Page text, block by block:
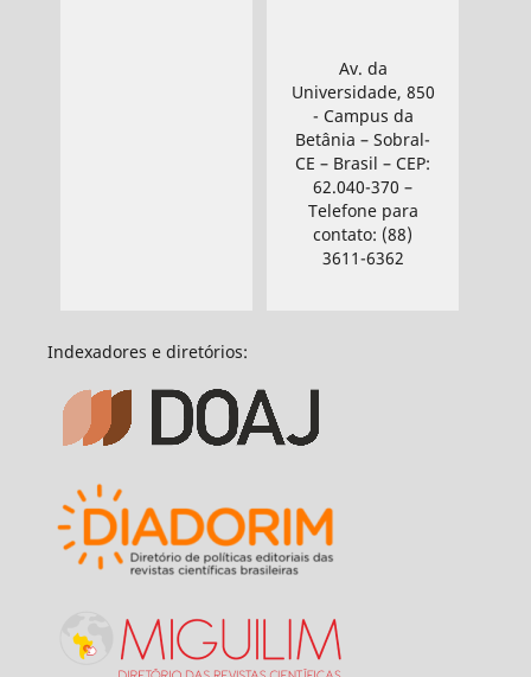
Av. da
Universidade, 850
- Campus da
Betânia – Sobral-
CE – Brasil – CEP:
62.040-370 –
Telefone para
contato: (88)
3611-6362
Indexadores e diretórios: